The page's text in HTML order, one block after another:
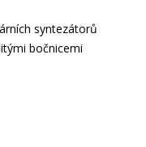
syntezátorů
bočnicemi